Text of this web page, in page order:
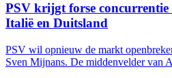
PSV krijgt forse
Italië en Duitsland
PSV wil opnieuw de markt
Sven Mijnans. De middenvelder van